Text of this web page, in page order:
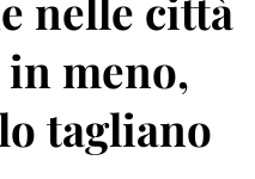
meno,
tagliano